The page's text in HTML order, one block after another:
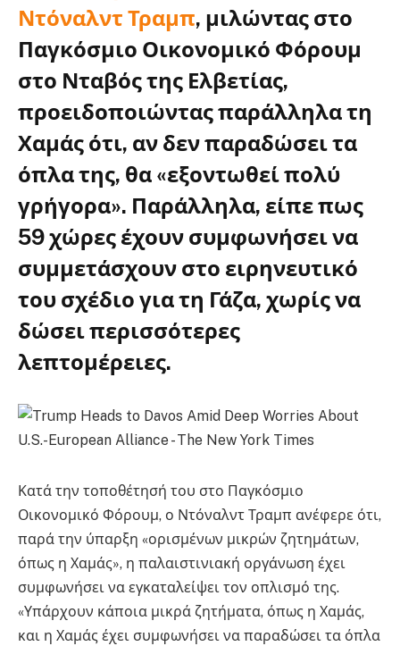
Ντόναλντ Τραμπ, μιλώντας στο
Παγκόσμιο Οικονομικό Φόρουμ
στο Νταβός της Ελβετίας,
προειδοποιώντας παράλληλα τη
Χαμάς ότι, αν δεν παραδώσει τα
όπλα της, θα «εξοντωθεί πολύ
γρήγορα». Παράλληλα, είπε πως
59 χώρες έχουν συμφωνήσει να
συμμετάσχουν στο ειρηνευτικό
του σχέδιο για τη Γάζα, χωρίς να
δώσει περισσότερες
λεπτομέρειες.
Κατά την τοποθέτησή του στο Παγκόσμιο
Οικονομικό Φόρουμ, ο Ντόναλντ Τραμπ ανέφερε ότι,
παρά την ύπαρξη «ορισμένων μικρών ζητημάτων,
όπως η Χαμάς», η παλαιστινιακή οργάνωση έχει
συμφωνήσει να εγκαταλείψει τον οπλισμό της.
«Υπάρχουν κάποια μικρά ζητήματα, όπως η Χαμάς,
και η Χαμάς έχει συμφωνήσει να παραδώσει τα όπλα